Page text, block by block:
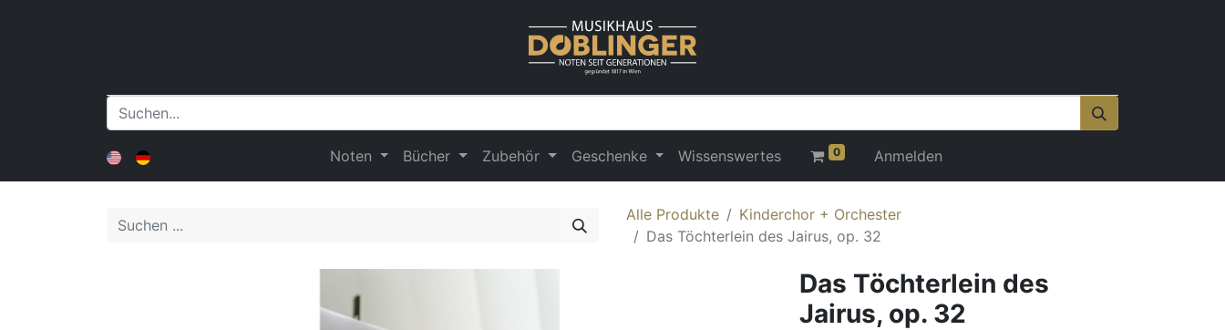
Noten Bücher Zubehör Geschenke Wissenswertes 0 Anmelden
Alle Produkte
Kinderchor + Orchester
Das Töchterlein des Jairus, op. 32
Das Töchterlein des
Jairus, op. 32